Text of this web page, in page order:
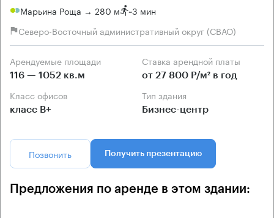
Марьина Роща → 280 м ~3 мин
Северо-Восточный административный округ (СВАО)
Арендуемые площади
116 — 1052 кв.м
Ставка арендной платы
от 27 800 Р/м² в год
Класс офисов
класс B+
Тип здания
Бизнес-центр
Позвонить Получить презентацию
Предложения по аренде в этом здании: